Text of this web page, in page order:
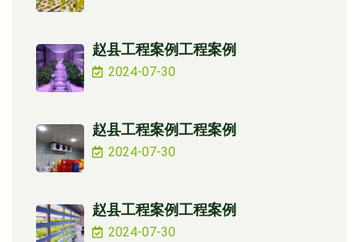
赵县工程案例工程案例
2024-07-30
赵县工程案例工程案例
2024-07-30
赵县工程案例工程案例
2024-07-30